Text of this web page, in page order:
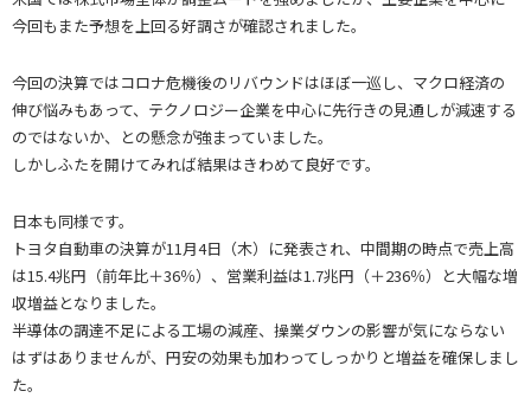
今回もまた予想を上回る好調さが確認されました。
今回の決算ではコロナ危機後のリバウンドはほぼ一巡し、マクロ経済の
伸び悩みもあって、テクノロジー企業を中心に先行きの見通しが減速する
のではないか、との懸念が強まっていました。
しかしふたを開けてみれば結果はきわめて良好です。
日本も同様です。
トヨタ自動車の決算が11月4日（木）に発表され、中間期の時点で売上高
は15.4兆円（前年比＋36％）、営業利益は1.7兆円（＋236％）と大幅な増
収増益となりました。
半導体の調達不足による工場の減産、操業ダウンの影響が気にならない
はずはありませんが、円安の効果も加わってしっかりと増益を確保しまし
た。